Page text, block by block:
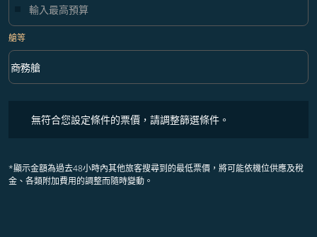
艙等
艙等 option 商務艙 Selected
商務艙
keyboard_arrow_down
無符合您設定條件的票價，請調整篩選條件。
*顯示金額為過去48小時內其他旅客搜尋到的最低票價，將可能依機位供應及稅
金、各類附加費用的調整而隨時變動。